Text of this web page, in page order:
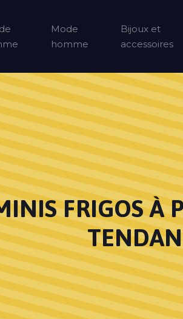
Mode
homme
Bijoux et
accessoires
FRIGOS À